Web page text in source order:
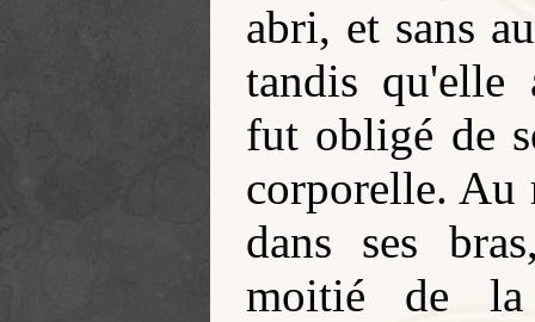
abri, et sans
tandis qu'elle
fut obligé de
corporelle.
dans ses
moitié de